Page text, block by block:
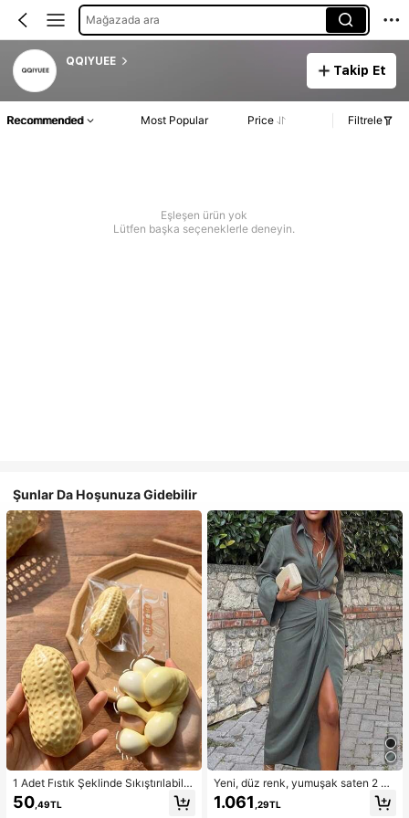
Mağazada ara
QQIYUEE
Takip Et
Recommended Most Popular Price Filtrele
Eşleşen ürün yok
Lütfen başka seçeneklerle deneyin.
Şunlar Da Hoşunuza Gidebilir
1 Adet Fıstık Şeklinde Sıkıştırılabilir
Stres Oyuncağı, Ofis Rahatlaması v
e Parti Etkileşimi İçin Uygun, Doğu
50 ,49TL
Yeni, düz renk, yumuşak saten 2 pa
rçalı takım, ilkbahar/yaz ev giyimi, i
şe gidip gelme, müzik festivalleri ve
1.061 ,29TL